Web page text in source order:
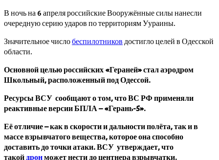
В ночь на 6 апреля российские Вооружённые силы нанесли
очередную серию ударов по территориям Уураины.
Значительное числобеспилотников достигло целей в Одесской
области.
Основной целью российских «Гераней» стал аэродром
Школьный, расположенный под Одессой.
Ресурсы ВСУ сообщают о том, что ВС РФ применяли
реактивные версии БПЛА – «Герань-5».
Её отличие – как в скорости и дальности полёта, так и в
массе взрывчатого вещества, которое она способно
доставить до точки атаки. ВСУ утверждает, что
такойдронможет нести до центнера взрывчатки.